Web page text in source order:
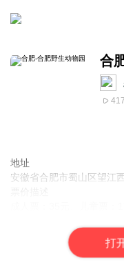
合
417
地址
安徽省合肥市蜀山区望江
早8:00-晚6:00
打